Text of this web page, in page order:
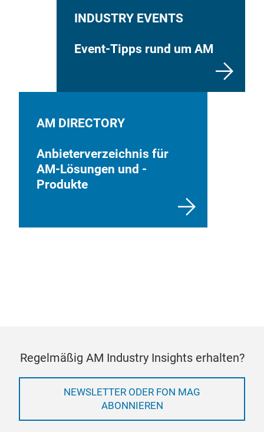
INDUSTRY EVENTS
Event-Tipps rund um AM
AM DIRECTORY
Anbieterverzeichnis für
AM-Lösungen und -
Produkte
Regelmäßig AM Industry Insights erhalten?
NEWSLETTER ODER FON MAG
ABONNIEREN